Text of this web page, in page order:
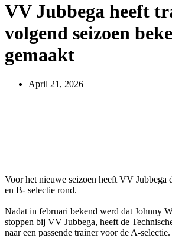
VV Jubbega heeft
volgend seizoen
gemaakt
April 21, 2026
Voor het nieuwe seizoen heeft VV Jubbega
en B- selectie rond.
Nadat in februari bekend werd dat Johnny
stoppen bij VV Jubbega, heeft de
naar een passende trainer voor de A-selectie.